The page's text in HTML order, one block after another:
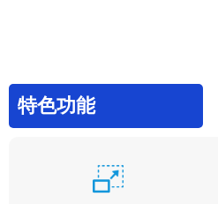
特色功能